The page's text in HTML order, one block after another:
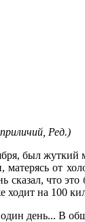
Ред.)
был
от
сказал, что
на 100
день... В